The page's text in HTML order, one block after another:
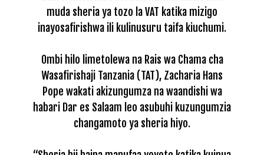
muda sheria ya tozo la VAT katika mizigo
inayosafirishwa ili kulinusuru taifa kiuchumi.
Ombi hilo limetolewa na Rais wa Chama cha
Wasafirishaji Tanzania (TAT), Zacharia Hans
Pope wakati akizungumza na waandishi wa
habari Dar es Salaam leo asubuhi kuzungumzia
changamoto ya sheria hiyo.